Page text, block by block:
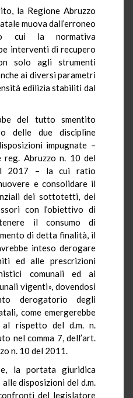
la Regione Abruzzo
muova dall’erroneo
cui la normativa
interventi di recupero
solo agli strumenti
ai diversi parametri
edilizia stabiliti dal
del tutto smentito
delle due discipline
impugnate –
reg. Abruzzo n. 10 del
2017 – la cui ratio
e consolidare il
dei sottotetti, dei
con l’obiettivo di
il consumo di
di detta finalità, il
inteso derogare
ed alle prescrizioni
comunali ed ai
vigenti», dovendosi
derogatorio degli
come emergerebbe
al rispetto del d.m. n.
nel comma 7, dell’art.
n. 10 del 2011.
la portata giuridica
disposizioni del d.m.
del legislatore